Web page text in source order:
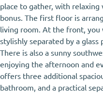
place to gather, with relaxing
bonus. The first floor is
living room. At the front, you
stylishly separated by a
There is also a sunny
enjoying the afternoon and
offers three additional
bathroom, and a practical